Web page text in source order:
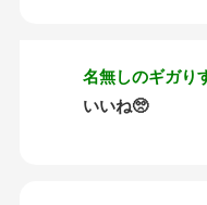
名無しのギガり
いいね🥺